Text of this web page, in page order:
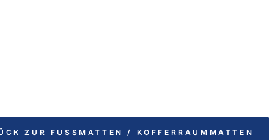
ZUR FUSSMATTEN / KOFFERRAUMMATTEN